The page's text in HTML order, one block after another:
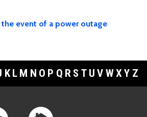
event of a power outage
K L M N O P Q R S T U V WXY Z